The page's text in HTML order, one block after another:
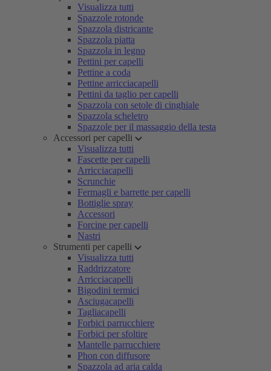
Visualizza tutti
Spazzole rotonde
Spazzola districante
Spazzola piatta
Spazzola in legno
Pettini per capelli
Pettine a coda
Pettine arricciacapelli
Pettini da taglio per capelli
Spazzola con setole di cinghiale
Spazzola scheletro
Spazzole per il massaggio della testa
Accessori per capelli
Visualizza tutti
Fascette per capelli
Arricciacapelli
Scrunchie
Fermagli e barrette per capelli
Bottiglie spray
Accessori
Forcine per capelli
Nastri
Strumenti per capelli
Visualizza tutti
Raddrizzatore
Arricciacapelli
Bigodini termici
Asciugacapelli
Tagliacapelli
Forbici parrucchiere
Forbici per sfoltire
Mantelle parrucchiere
Phon con diffusore
Spazzola ad aria calda